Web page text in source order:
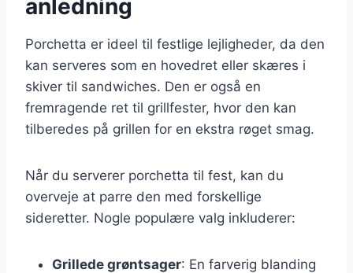
anledning
Porchetta er ideel til festlige lejligheder, da den
kan serveres som en hovedret eller skæres i
skiver til sandwiches. Den er også en
fremragende ret til grillfester, hvor den kan
tilberedes på grillen for en ekstra røget smag.
Når du serverer porchetta til fest, kan du
overveje at parre den med forskellige
sideretter. Nogle populære valg inkluderer:
Grillede grøntsager: En farverig blanding